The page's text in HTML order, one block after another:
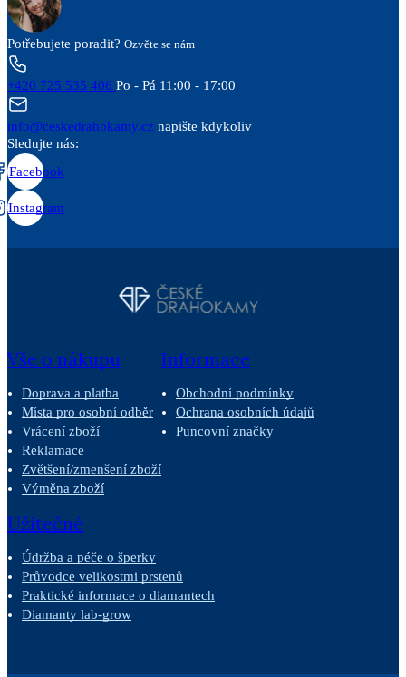
Potřebujete poradit? Ozvěte se nám
+420 725 535 406 Po - Pá 11:00 - 17:00
info@ceskedrahokamy.cz napište kdykoliv
Sledujte nás:
Facebook
Instagram
Vše o nákupu
Doprava a platba
Místa pro osobní odběr
Vrácení zboží
Reklamace
Zvětšení/zmenšení zboží
Výměna zboží
Informace
Obchodní podmínky
Ochrana osobních údajů
Puncovní značky
Užitečné
Údržba a péče o šperky
Průvodce velikostmi prstenů
Praktické informace o diamantech
Diamanty lab-grow